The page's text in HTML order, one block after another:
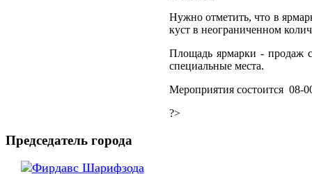
Нужно отметить, что в
куст в неограниченном
Площадь ярмарки - продаж
специальные места.
Мероприятия состоится 08-
?>
Председатель города